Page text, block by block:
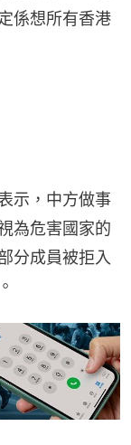
係想所有香港
示，中方做事
為危害國家的
分成員被拒入